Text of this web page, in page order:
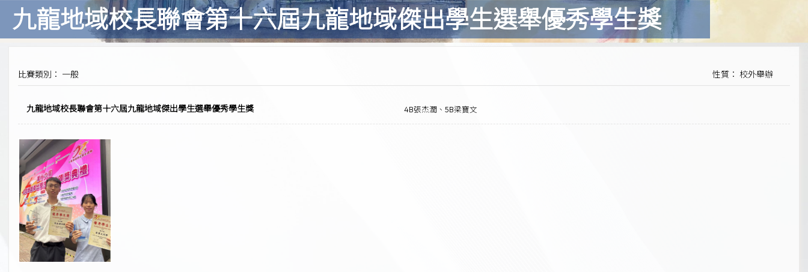
九龍地域校長聯會第十六屆九龍地域傑出學生選舉優秀學生獎
比賽類別： 一般 性質： 校外舉辦
九龍地域校長聯會第十六屆九龍地域傑出學生選舉優秀學生獎 4B張杰潤、5B梁寶文